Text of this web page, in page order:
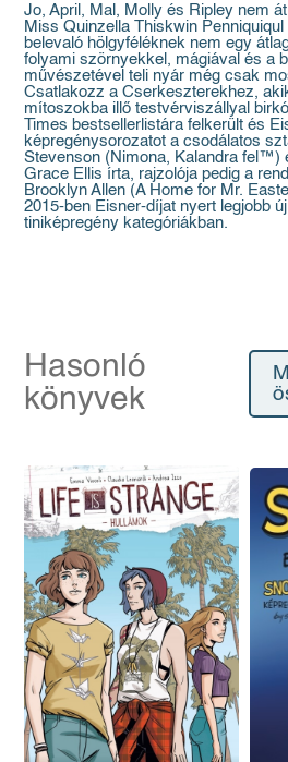
Jo, April, Mal, Molly és Ripley nem
Miss Quinzella Thiskwin
belevaló hölgyféléknek nem egy
folyami szörnyekkel, mágiával és a
művészetével teli nyár még csak
Csatlakozz a Cserkeszterekhez,
mítoszokba illő testvérviszállyal
Times bestsellerlistára felkerült és
képregénysorozatot a csodálatos
Stevenson (Nimona, Kalandra fel™)
Grace Ellis írta, rajzolója pedig a
Brooklyn Allen (A Home for Mr.
2015-ben Eisner-díjat nyert legjobb
tiniképregény kategóriákban.
Hasonló
könyvek